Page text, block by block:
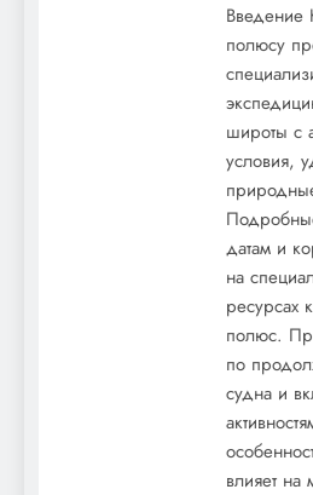
Введение
полюсу
широты с
условия,
датам и
на
ресурсах
полюс.
по
судна и
влияет